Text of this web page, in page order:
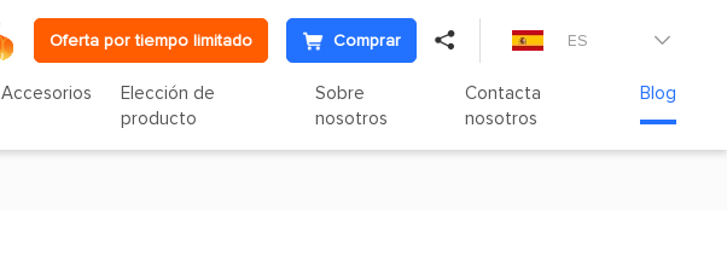
Oferta por tiempo limitado Comprar  ES 
Accesorios
Elección de
producto
Sobre
nosotros
Contacta
nosotros
Blog